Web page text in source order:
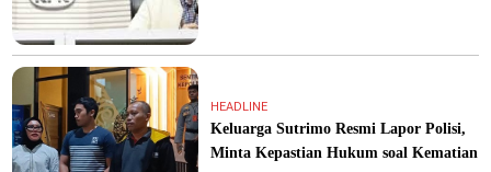
HEADLINE
Keluarga Sutrimo Resmi Lapor Polisi,
Minta Kepastian Hukum soal Kematian